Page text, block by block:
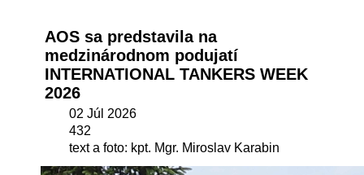
AOS sa predstavila na
medzinárodnom podujatí
INTERNATIONAL TANKERS WEEK
2026
02 Júl 2026
432
text a foto: kpt. Mgr. Miroslav Karabin